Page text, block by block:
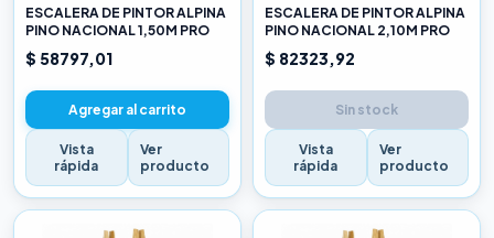
ESCALERA DE PINTOR ALPINA
PINO NACIONAL 1,50M PRO
$ 58797,01
Agregar al carrito
Vista
rápida
Ver
producto
ESCALERA DE PINTOR ALPINA
PINO NACIONAL 2,10M PRO
$ 82323,92
Sin stock
Vista
rápida
Ver
producto